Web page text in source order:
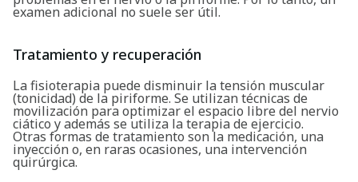
examen adicional no suele ser útil.
Tratamiento y recuperación
La fisioterapia puede disminuir la tensión muscular
(tonicidad) de la piriforme. Se utilizan técnicas de
movilización para optimizar el espacio libre del nervio
ciático y además se utiliza la terapia de ejercicio.
Otras formas de tratamiento son la medicación, una
inyección o, en raras ocasiones, una intervención
quirúrgica.